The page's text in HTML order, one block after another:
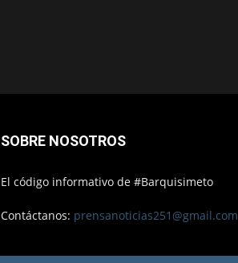
SOBRE NOSOTROS
El código informativo de #Barquisimeto
Contáctanos: prensanoticias251@gmail.com